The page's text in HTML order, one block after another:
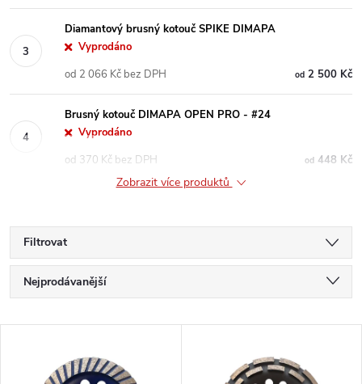
Diamantový brusný kotouč SPIKE DIMAPA
Vyprodáno
od2 500 Kč
od 2 066 Kč bez DPH
Brusný kotouč DIMAPA OPEN PRO - #24
Vyprodáno
od448 Kč
od 370 Kč bez DPH
Zobrazit více produktů
Filtrovat
Ř
a
Nejprodávanější
Abecedně